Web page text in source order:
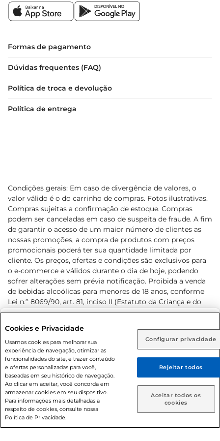
Rio de Janeiro (RJ) Goiás (GO)
Ou
Caso queira comprar online, informe como deseja receber
suas compras:
Entrega em casa Retire em Loja
Formas de pagamento
Dúvidas frequentes (FAQ)
Política de troca e devolução
Política de entrega
Condições gerais: Em caso de divergência de valores, o
valor válido é o do carrinho de compras. Fotos ilustrativas.
Compras sujeitas a confirmação de estoque. Compras
podem ser canceladas em caso de suspeita de fraude. A fim
de garantir o acesso de um maior número de clientes as
nossas promoções, a compra de produtos com preços
promocionais poderá ter sua quantidade limitada por
cliente. Os preços, ofertas e condições são exclusivos para
o e-commerce e válidos durante o dia de hoje, podendo
sofrer alterações sem prévia notificação. Proibida a venda
de bebidas alcoólicas para menores de 18 anos, conforme
Lei n.º 8069/90, art. 81, inciso II (Estatuto da Criança e do
Adolescente). Preços e condições exclusivos para o
prévio. O valor mínimo para as compras on-line é de R$
80,00.
© 2026 Copyright. Todos os direitos
reservados Prezunic.
Cookies e Privacidade
Usamos cookies para melhorar sua
experiência de navegação, otimizar as
funcionalidades do site, e trazer conteúdo
e ofertas personalizadas para você,
baseadas em seu histórico de navegação.
Ao clicar em aceitar, você concorda em
armazenar cookies em seu dispositivo.
Para informações mais detalhadas a
respeito de cookies, consulte nossa
Política de Privacidade.
Configurar privacidade
Rejeitar todos
Aceitar todos os
cookies